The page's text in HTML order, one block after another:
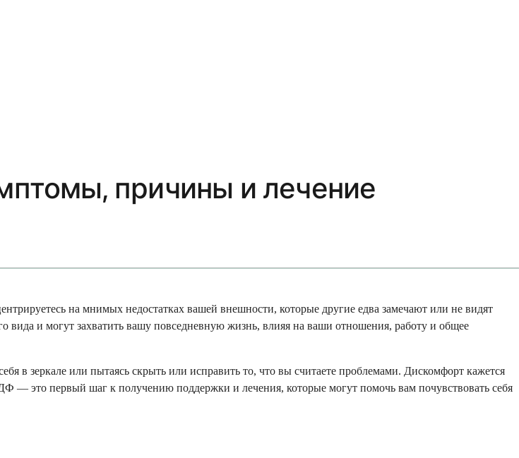
причины и лечение
на мнимых недостатках вашей внешности, которые другие едва замечают или не видят
и могут захватить вашу повседневную жизнь, влияя на ваши отношения, работу и общее
в зеркале или пытаясь скрыть или исправить то, что вы считаете проблемами. Дискомфорт кажется
— это первый шаг к получению поддержки и лечения, которые могут помочь вам почувствовать себя